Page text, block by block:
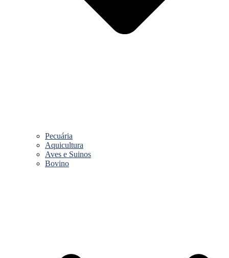
Pecuária
Aquicultura
Aves e Suinos
Bovino